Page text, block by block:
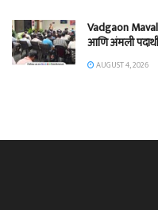
Vadgaon
आणि अंमली
AUGUST 4, 2026